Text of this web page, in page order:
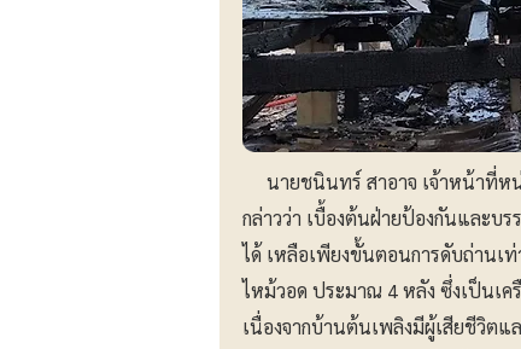
นายชนินทร์ สาอาจ เจ้าหน้าที่ห
กล่าวว่า เบื้องต้นฝ่ายป้องกันและบร
ได้ เหลือเพียงขั้นตอนการดับถ่านเ
ไหม้วอด ประมาณ 4 หลัง ซึ่งเป็นเ
เนื่องจากบ้านต้นเพลิงมีผู้เสียชีวิต